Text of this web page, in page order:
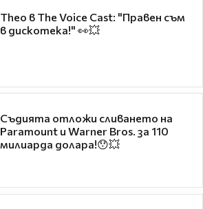
Theo в The Voice Cast: "Правен съм
в дискотека!" 👀💥
Съдията отложи сливането на
Paramount и Warner Bros. за 110
милиарда долара!😯💥